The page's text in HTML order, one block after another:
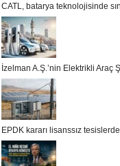
CATL, batarya teknolojisinde
İzelman A.Ş.’nin Elektrikli Araç
EPDK kararı lisanssız tesislerde